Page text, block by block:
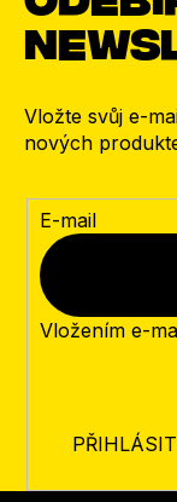
Vložte svůj e-
nových
E-mail
Vložením e-